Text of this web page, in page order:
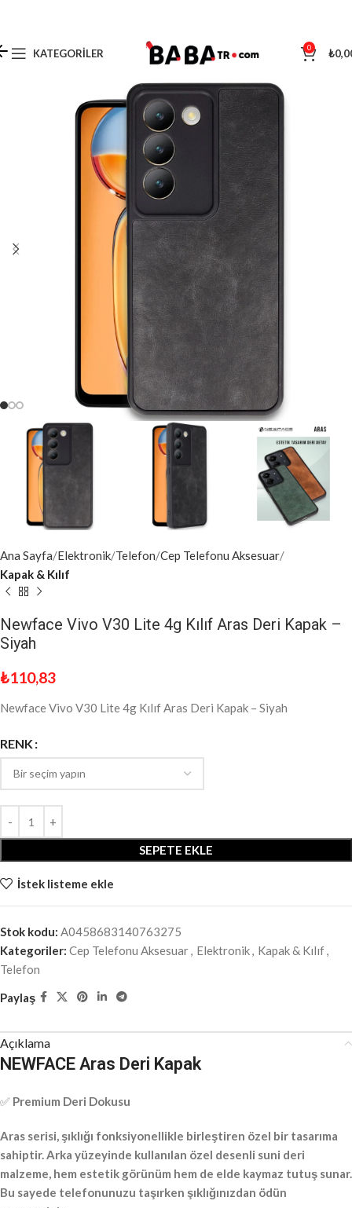
KATEGORILER 0 ₺
Ana Sayfa Elektronik Telefon Cep Telefonu Aksesuar
Kapak & Kılıf
Newface Vivo V30 Lite 4g Kılıf Aras Deri Kapak –
Siyah
₺110,83
Newface Vivo V30 Lite 4g Kılıf Aras Deri Kapak – Siyah
RENK
SEPETE EKLE
İstek listeme ekle
Stok kodu: A0458683140763275
Kategoriler: Cep Telefonu Aksesuar, Elektronik, Kapak & Kılıf,
Telefon
Paylaş
Açıklama
NEWFACE Aras Deri Kapak
✅ Premium Deri Dokusu
Aras serisi, şıklığı fonksiyonellikle birleştiren özel bir tasarıma
sahiptir. Arka yüzeyinde kullanılan özel desenli suni deri
malzeme, hem estetik görünüm hem de elde kaymaz tutuş sunar.
Bu sayede telefonunuzu taşırken şıklığınızdan ödün